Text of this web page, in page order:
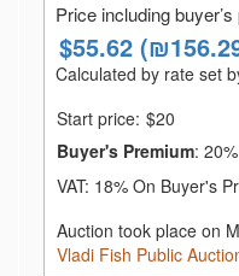
אשראי/ מזומן
Price including
$55.62 (
Calculated by rate set
Start price: $20
Buyer's Premium: 20%
VAT: 18% On Buyer's
Auction took place on
Vladi Fish Public